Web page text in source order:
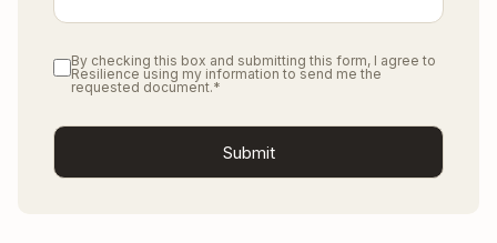
By checking this box and submitting this form, I agree to
Resilience using my information to send me the
requested document.*